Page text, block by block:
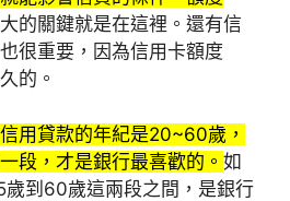
的關鍵就是在這裡。還有信
很重要，因為信用卡額度
的。
用貸款的年紀是20~60歲，
段，才是銀行最喜歡的。 如
到60歲這兩段之間，是銀行